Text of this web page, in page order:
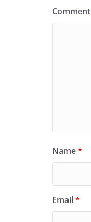
Comment
Name*
Email*